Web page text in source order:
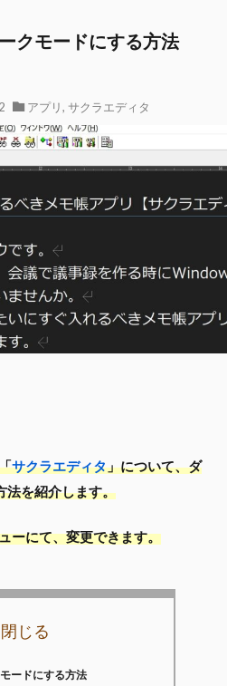
クモードにする方法
アプリ, サクラエディタ
サクラエディタ」について、ダ
法を紹介します。
ーにて、変更できます。
ードにする方法